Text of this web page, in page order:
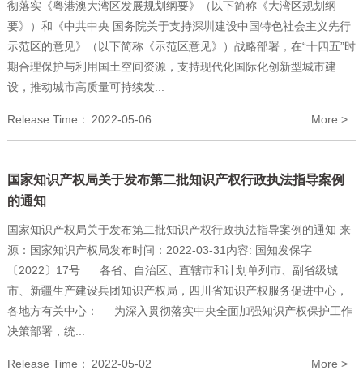
彻落实《粤港澳大湾区发展规划纲要》（以下简称《大湾区规划纲
要》）和《中共中央 国务院关于支持深圳建设中国特色社会主义先行
示范区的意见》（以下简称《示范区意见》）战略部署，在“十四五”时
期合理保护与利用国土空间资源，支持现代化国际化创新型城市建
设，推动城市高质量可持续发...
Release Time： 2022-05-06 More >
国家知识产权局关于发布第二批知识产权行政执法指导案例
的通知
国家知识产权局关于发布第二批知识产权行政执法指导案例的通知 来
源：国家知识产权局发布时间：2022-03-31内容: 国知发保字
〔2022〕17号 各省、自治区、直辖市和计划单列市、副省级城
市、新疆生产建设兵团知识产权局，四川省知识产权服务促进中心，
各地方有关中心： 为深入贯彻落实中央全面加强知识产权保护工作
决策部署，统...
Release Time： 2022-05-02 More >